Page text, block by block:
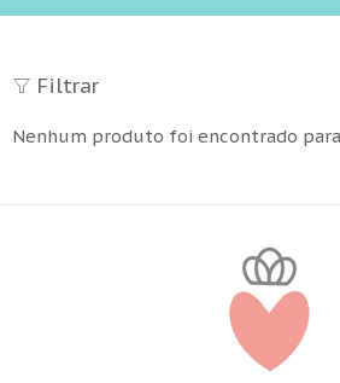
Filtrar
Nenhum produto foi encontrado para